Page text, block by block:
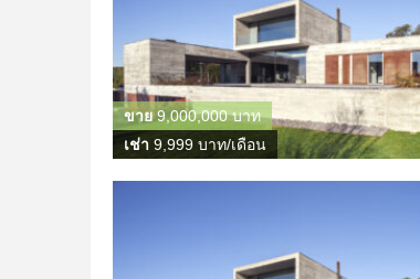
เช่า 9,999 บาท/เดือน
ขาย9,000,000 บาท